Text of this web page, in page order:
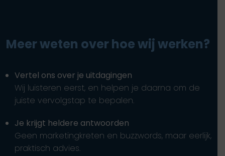
Meer weten over hoe wij werken?
Vertel ons over je uitdagingen
Wij luisteren eerst, en helpen je daarna om de
juiste vervolgstap te bepalen.
Je krijgt heldere antwoorden
Geen marketingkreten en buzzwords, maar eerlijk,
praktisch advies.